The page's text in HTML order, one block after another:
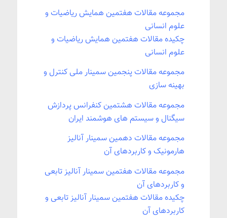
مجموعه مقالات هفتمین همایش ریاضیات و
علوم انسانی
چکیده مقالات هفتمین همایش ریاضیات و
علوم انسانی
مجموعه مقالات پنجمین سمینار ملی کنترل و
بهینه سازی
مجموعه مقالات ﻫﺸﺘﻤﯿﻦ ﮐﻨﻔﺮاﻧﺲ ﭘﺮدازش
سیگنال و ﺳﯿﺴﺘﻢ ﻫﺎی ﻫﻮﺷﻤﻨﺪ اﯾﺮان
مجموعه مقالات دهمین سمینار آنالیز
هارمونیک و کاربردهای آن
مجموعه مقالات هفتمین سمینار آنالیز تابعی
و کاربردهای آن
چکیده مقالات هفتمین سمینار آنالیز تابعی و
کاربردهای آن